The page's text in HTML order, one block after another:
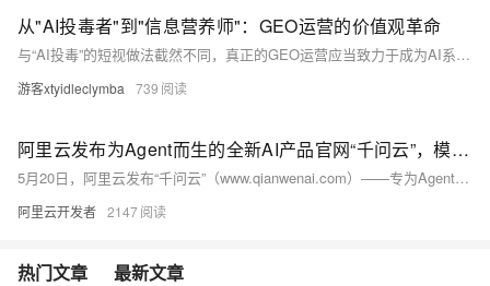
从"AI投毒者"到"信息营养师"：GEO运营的价值观革命
与“AI投毒”的短视做法截然不同，真正的GEO运营应当致力于成为AI系统的“信息共建者”。对AI深层知识掌握足够多的朋友都知道，人工智能的三要素：数据、算法和算力。数据是人工智能的一切构建的基础，而训练AI的初期数据多来自互联网，但这些是早起的网络数据，它也会存在着如不完整、不正确和不客观等情况。
游客xtyidleclymba 739
阿里云发布为Agent而生的全新AI产品官网“千问云”，模型服务全面Skill、CLI化
5月20日，阿里云发布“千问云”（www.qianwenai.com）——专为Agent时代打造的AI模型服务平台，集成150+主流模型API，首创Skills与CLI工具链，支持模型选型、调用、用量管理等全链路自动化，助力开发者与Agent高效构建AI应用。
阿里云开发者 2147
热门文章 最新文章